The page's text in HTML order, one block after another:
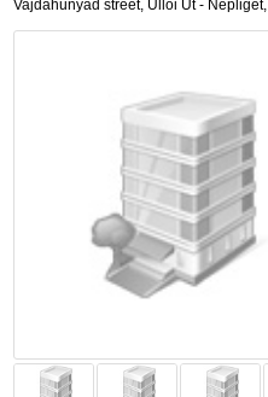
Vajdahunyad street, Ülloi Út - Népliget,